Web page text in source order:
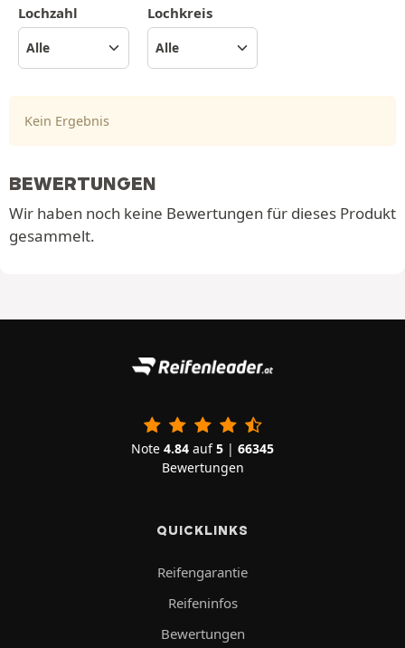
Lochzahl Lochkreis
Kein Ergebnis
BEWERTUNGEN
Wir haben noch keine Bewertungen für dieses Produkt
gesammelt.
Note 4.84 auf5 | 66345
Bewertungen
QUICKLINKS
Reifengarantie
Reifeninfos
Bewertungen